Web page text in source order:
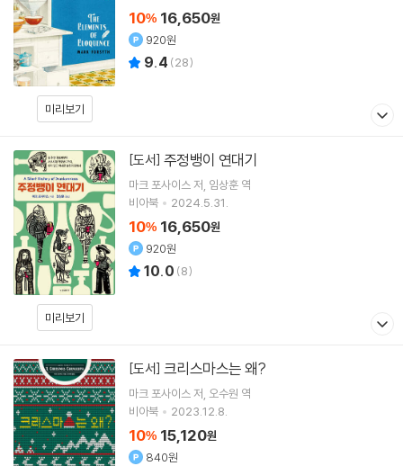
미리보기
10% 16,650원
920원
9.4 (28)
미리보기
[도서] 주정뱅이 연대기
마크 포사이스 저 임상훈 역
비아북
2024.5.31.
10% 16,650원
920원
10.0 (8)
[도서] 크리스마스는 왜?
마크 포사이스 저 오수원 역
비아북
2023.12.8.
10% 15,120원
840원